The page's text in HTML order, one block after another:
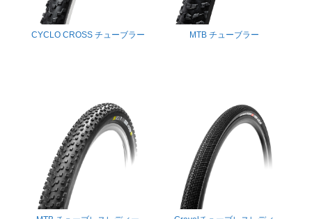
CYCLO CROSS チューブラー MTB チューブラー